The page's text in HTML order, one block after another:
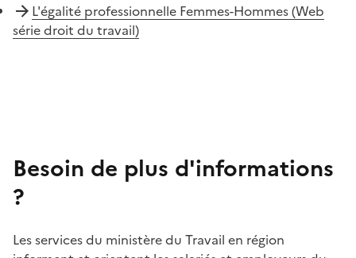
L'égalité professionnelle Femmes-Hommes (Web
série droit du travail)
Besoin de plus d'informations
?
Les services du ministère du Travail en région